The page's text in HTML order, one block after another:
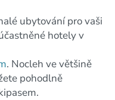
ubytování pro vaši
hotely v
. Nocleh ve většině
pohodlně